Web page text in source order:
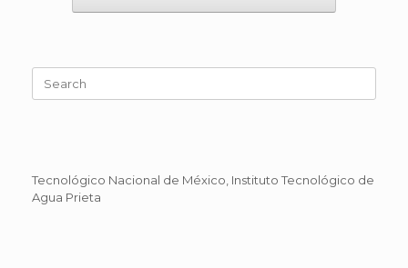
for:
Tecnológico Nacional de México, Instituto Tecnológico de
Agua Prieta